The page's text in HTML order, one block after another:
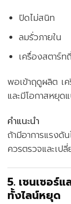
ปิดไม่สนิท
ลมรั่วภายใน
เครื่องสตาร์ทถี่
พอเข้าฤดูผลิต เ
และมีโอกาสหยุด
คำแนะนำ
ถ้ามีอาการแรงดั
ควรตรวจและเป
5. เซนเซอร์
ทั้งไลน์หยุด